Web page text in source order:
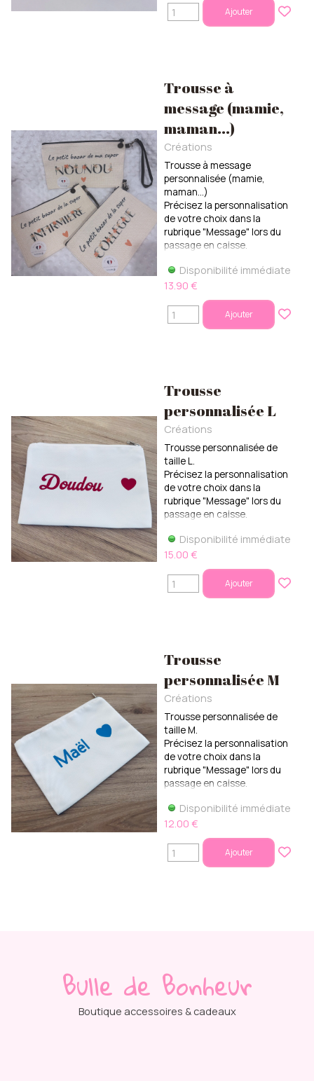
Ajouter
Trousse à
message (mamie,
maman...)
Créations
Trousse à message
personnalisée (mamie,
maman...)
Précisez la personnalisation
de votre choix dans la
rubrique "Message" lors du
passage en caisse.
Disponibilité immédiate
13.90 €
Ajouter
Trousse
personnalisée L
Créations
Trousse personnalisée de
taille L.
Précisez la personnalisation
de votre choix dans la
rubrique "Message" lors du
passage en caisse.
Disponibilité immédiate
15.00 €
Ajouter
Trousse
personnalisée M
Créations
Trousse personnalisée de
taille M.
Précisez la personnalisation
de votre choix dans la
rubrique "Message" lors du
passage en caisse.
Disponibilité immédiate
12.00 €
Ajouter
Bulle de Bonheur
Boutique accessoires & cadeaux